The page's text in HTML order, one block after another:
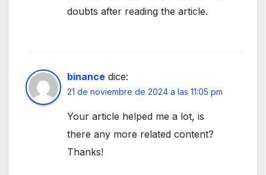
doubts after reading the article.
binance dice:
21 de noviembre de 2024 a las 11:05 pm
Your article helped me a lot, is
there any more related content?
Thanks!